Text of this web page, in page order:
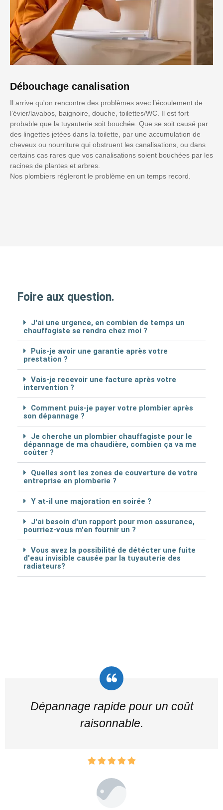
Débouchage canalisation
Il arrive qu'on rencontre des problèmes avec l’écoulement de
l’évier/lavabos, baignoire, douche, toilettes/WC. Il est fort
probable que la tuyauterie soit bouchée. Que se soit causé par
des lingettes jetées dans la toilette, par une accumulation de
cheveux ou nourriture qui obstruent les canalisations, ou dans
certains cas rares que vos canalisations soient bouchées par les
racines de plantes et arbres.
Nos plombiers régleront le problème en un temps record.
Foire aux question.
J'ai une urgence, en combien de temps un
chauffagiste se rendra chez moi ?
Puis-je avoir une garantie après votre
prestation ?
Vais-je recevoir une facture après votre
intervention ?
Comment puis-je payer votre plombier après
son dépannage ?
Je cherche un plombier chauffagiste pour le
dépannage de ma chaudière, combien ça va me
coûter ?
Quelles sont les zones de couverture de votre
entreprise en plomberie ?
Y at-il une majoration en soirée ?
J'ai besoin d'un rapport pour mon assurance,
pourriez-vous m'en fournir un ?
Vous avez la possibilité de détécter une fuite
d'eau invisible causée par la tuyauterie des
radiateurs?
Dépannage rapide pour un coût
raisonnable.